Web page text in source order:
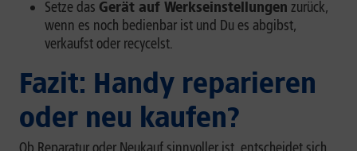
Setze das Gerät auf Werkseinstellungen zurück,
wenn es noch bedienbar ist und Du es abgibst,
verkaufst oder recycelst.
Fazit: Handy reparieren
oder neu kaufen?